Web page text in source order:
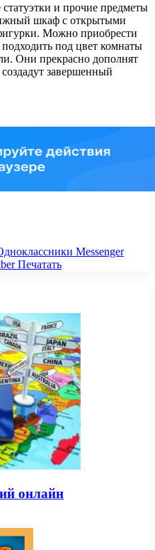
и прочие предметы
шкаф с открытыми
Можно приобрести
под цвет комнаты
Они прекрасно дополнят
завершенный
Messenger
Печатать
онлайн